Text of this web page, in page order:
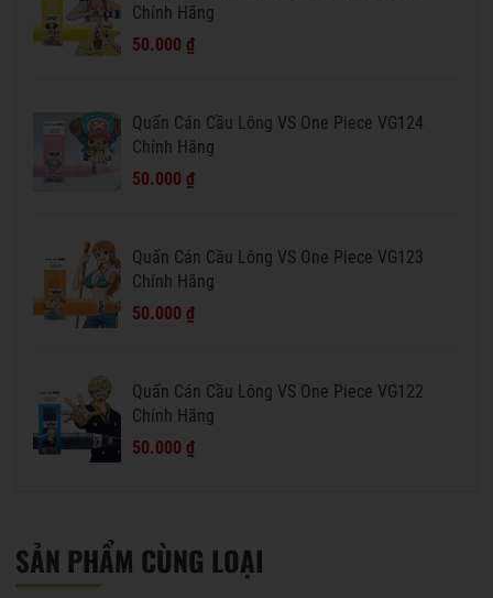
Chính Hãng
50.000 ₫
Quấn Cán Cầu Lông VS One Piece VG124
Chính Hãng
50.000 ₫
Quấn Cán Cầu Lông VS One Piece VG123
Chính Hãng
50.000 ₫
Quấn Cán Cầu Lông VS One Piece VG122
Chính Hãng
50.000 ₫
SẢN PHẨM CÙNG LOẠI